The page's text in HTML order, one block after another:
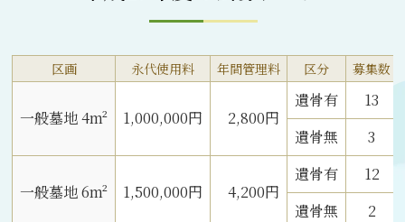
区画 永代使用料 年間管理料 区分 募集数
一般墓地 4m² 1,000,000円 2,800円
遺骨有
13
遺骨無
3
一般墓地 6m² 1,500,000円 4,200円
遺骨有
12
遺骨無
2